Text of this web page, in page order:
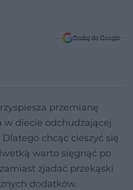
Dodaj do Google
przemianę
w diecie odchudzającej
chcąc cieszyć się
warto sięgnąć po
zjadać przekąski
dodatków.